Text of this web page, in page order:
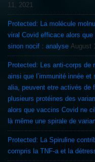
11, 2021
Protected: La molécule
viral Covid efficace alors que
sinon nocif : analyse August
Protected: Les anti-corps de réserve, le système CD 4 et CD 8 T-cells
ainsi que l’immunité innée
alia, peuvent etre activés de
plusieurs protéines des
alors que vaccins Covid ne
là même une spirale de
Protected: La Spiruline
compris la TNF-a et la